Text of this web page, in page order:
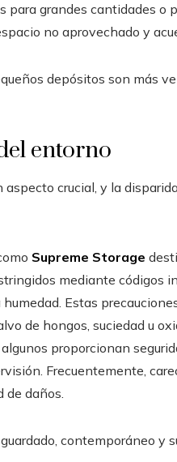
para grandes cantidades o
no aprovechado y
depósitos son más
entorno
crucial, y la
Supreme Storage
mediante códigos
Estas
de hongos, suciedad u
proporcionan
Frecuentemente,
de daños.
contemporáneo y